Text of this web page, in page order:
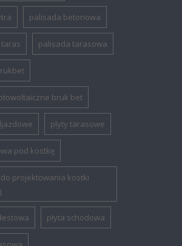
palisada betonowa
palisada tarasowa
bruk bet
plyty tarasowe
pod kostkę
projektowania kostki
płyta schodowa